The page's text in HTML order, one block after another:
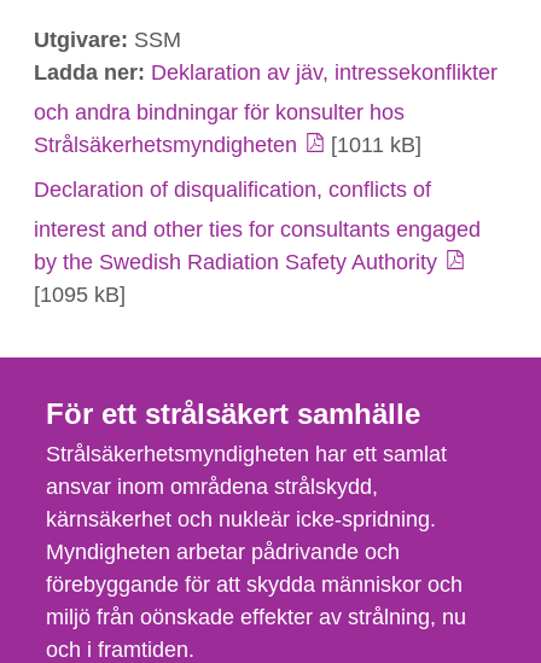
Utgivare: SSM
Ladda ner: Deklaration av jäv, intressekonflikter
och andra bindningar för konsulter hos
Strålsäkerhetsmyndigheten
[1011 kB]
Declaration of disqualification, conflicts of
interest and other ties for consultants engaged
by the Swedish Radiation Safety Authority
[1095 kB]
För ett strålsäkert samhälle
Strålsäkerhetsmyndigheten har ett samlat
ansvar inom områdena strålskydd,
kärnsäkerhet och nukleär icke-spridning.
Myndigheten arbetar pådrivande och
förebyggande för att skydda människor och
miljö från oönskade effekter av strålning, nu
och i framtiden.